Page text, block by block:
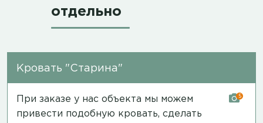
отдельно
Кровать "Старина"
При заказе у нас объекта мы можем
привести подобную кровать, сделать
5